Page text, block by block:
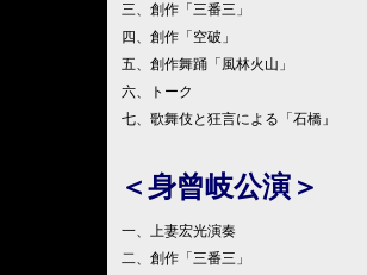
三、創作「三番三」
四、創作「空破」
五、創作舞踊「風林火山」
六、トーク
七、歌舞伎と狂言による「石橋」
＜身曾岐公演＞
一、上妻宏光演奏
二、創作「三番三」